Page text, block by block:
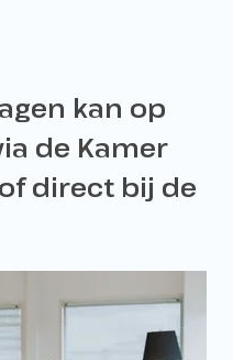
kan op
de Kamer
direct bij de